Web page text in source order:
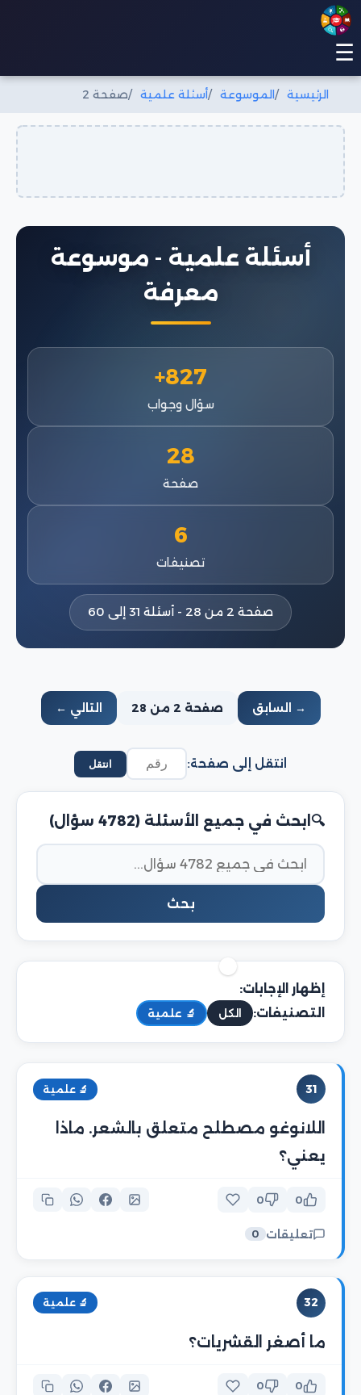
☰
الرئيسية الموسوعة أسئلة علمية صفحة 2
أسئلة علمية - موسوعة
معرفة
827+
سؤال وجواب
28
صفحة
6
تصنيفات
صفحة 2 من 28 - أسئلة 31 إلى 60
→ السابق صفحة 2 من 28 التالي ←
انتقل إلى صفحة: انتقل
ابحث في جميع الأسئلة (4782 سؤال)
بحث
إظهار الإجابات:
التصنيفات:
الكل 🔬 علمية
31 🔬 علمية
اللانوغو مصطلح متعلق بالشعر. ماذا
يعني؟
0
0
تعليقات 0
32 🔬 علمية
ما أصغر القشريات؟
0
0